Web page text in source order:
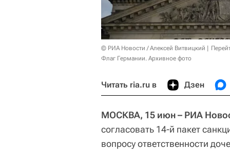
© РИА Новости / Алексей Витвицкий
Флаг Германии. Архивное фото
Читать ria.ru в Дзен
МОСКВА, 15 июн – РИА
согласовать 14-й пакет
вопросу ответственности